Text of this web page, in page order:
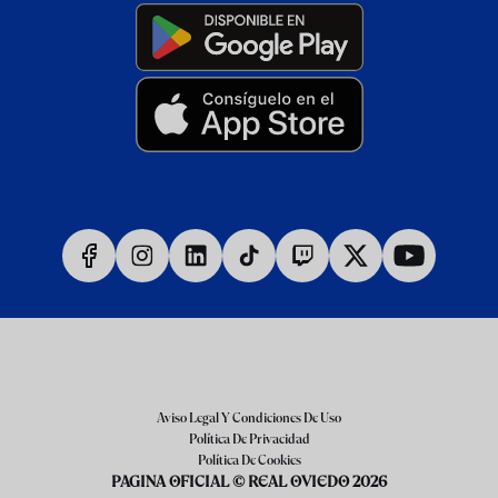
Aviso Legal Y Condiciones De Uso
Política De Privacidad
Política De Cookies
PAGINA OFICIAL © REAL OVIEDO 2026